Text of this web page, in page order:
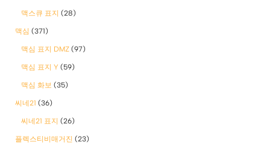
맥스큐 표지 (28)
맥심 (371)
맥심 표지 DMZ (97)
맥심 표지 Y (59)
맥심 화보 (35)
씨네21 (36)
씨네21 표지 (26)
플렉스티비매거진 (23)